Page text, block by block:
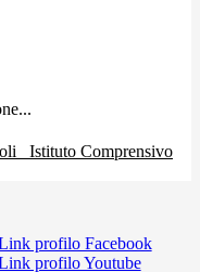
Istituto Comprensivo